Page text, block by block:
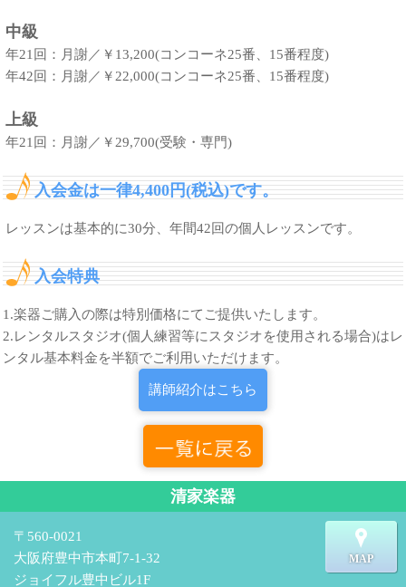
中級
年21回：月謝／￥13,200(コンコーネ25番、15番程度)
年42回：月謝／￥22,000(コンコーネ25番、15番程度)
上級
年21回：月謝／￥29,700(受験・専門)
入会金は一律4,400円(税込)です。
レッスンは基本的に30分、年間42回の個人レッスンです。
入会特典
1.楽器ご購入の際は特別価格にてご提供いたします。
2.レンタルスタジオ(個人練習等にスタジオを使用される場合)はレ
ンタル基本料金を半額でご利用いただけます。
講師紹介はこちら
清家楽器
〒560-0021
大阪府豊中市本町7-1-32
ジョイフル豊中ビル1F
MAP